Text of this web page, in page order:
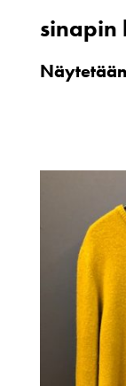
sinapin